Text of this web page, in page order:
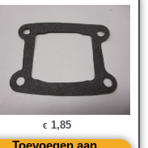
€ 1,85
Toevoegen aan